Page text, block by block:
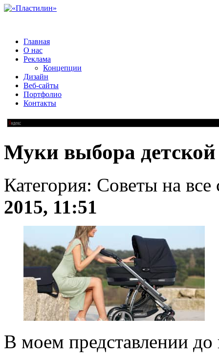
Главная
О нас
Реклама
Концепции
Дизайн
Веб-сайты
Портфолио
Контакты
Муки выбора детской
Категория: Советы на
2015, 11:51
В моем представлении до